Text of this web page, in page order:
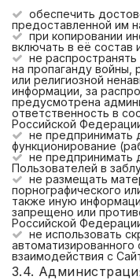
обеспечить
предоставленной им
при копировании
включать в её
не
на пропаганду войны,
или религиозной
информации, за
предусмотрена
ответственность в
Российской
не предпринимать
функционирование
не предпринимать
Пользователей в
не размещать
порнографического
также иную
запрещено или
Российской
не использовать
взаимодействия с
3.4.